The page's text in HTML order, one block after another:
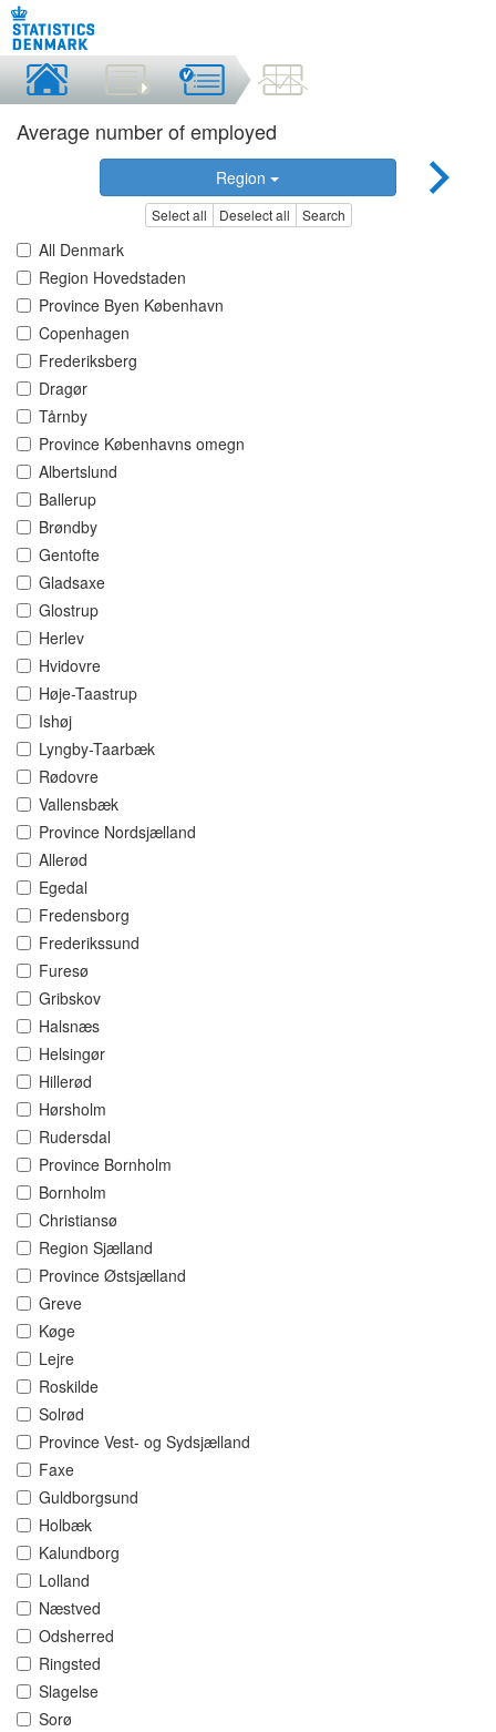
Average number of employed
Region
Select all Deselect all Search
All Denmark
Region Hovedstaden
Province Byen København
Copenhagen
Frederiksberg
Dragør
Tårnby
Province Københavns omegn
Albertslund
Ballerup
Brøndby
Gentofte
Gladsaxe
Glostrup
Herlev
Hvidovre
Høje-Taastrup
Ishøj
Lyngby-Taarbæk
Rødovre
Vallensbæk
Province Nordsjælland
Allerød
Egedal
Fredensborg
Frederikssund
Furesø
Gribskov
Halsnæs
Helsingør
Hillerød
Hørsholm
Rudersdal
Province Bornholm
Bornholm
Christiansø
Region Sjælland
Province Østsjælland
Greve
Køge
Lejre
Roskilde
Solrød
Province Vest- og Sydsjælland
Faxe
Guldborgsund
Holbæk
Kalundborg
Lolland
Næstved
Odsherred
Ringsted
Slagelse
Sorø